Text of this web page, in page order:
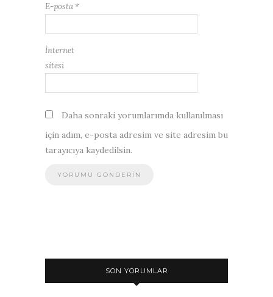
E-posta *
İnternet
sitesi
Daha sonraki yorumlarımda kullanılması
için adım, e-posta adresim ve site adresim bu
tarayıcıya kaydedilsin.
SON YORUMLAR